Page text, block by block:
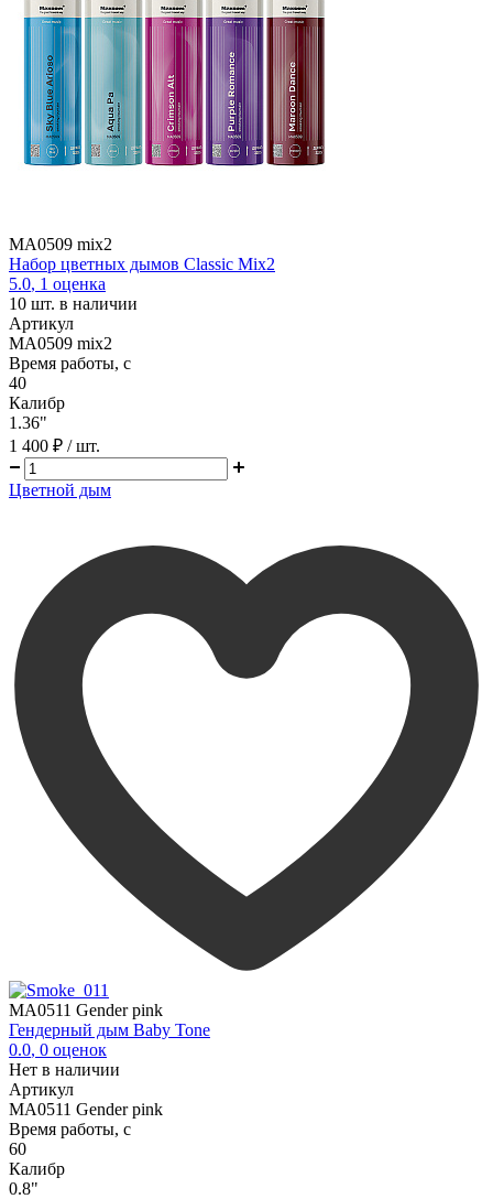
MA0509 mix2
Набор цветных дымов Classic Mix2
5.0, 1 оценка
10 шт. в наличии
Артикул
MA0509 mix2
Время работы, с
40
Калибр
1.36"
1 400 ₽ / шт.
Цветной дым
MA0511 Gender pink
Гендерный дым Baby Tone
0.0, 0 оценок
Нет в наличии
Артикул
MA0511 Gender pink
Время работы, с
60
Калибр
0.8"